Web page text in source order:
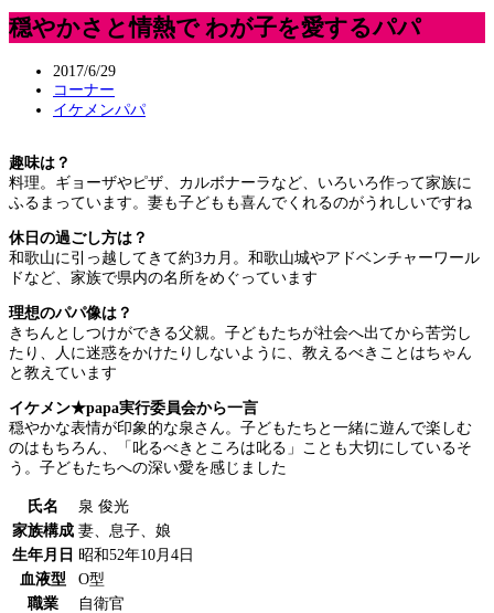
穏やかさと情熱で わが子を愛するパパ
2017/6/29
コーナー
イケメンパパ
趣味は？
料理。ギョーザやピザ、カルボナーラなど、いろいろ作って家族に
ふるまっています。妻も子どもも喜んでくれるのがうれしいですね
休日の過ごし方は？
和歌山に引っ越してきて約3カ月。和歌山城やアドベンチャーワール
ドなど、家族で県内の名所をめぐっています
理想のパパ像は？
きちんとしつけができる父親。子どもたちが社会へ出てから苦労し
たり、人に迷惑をかけたりしないように、教えるべきことはちゃん
と教えています
イケメン★papa実行委員会から一言
穏やかな表情が印象的な泉さん。子どもたちと一緒に遊んで楽しむ
のはもちろん、「叱るべきところは叱る」ことも大切にしているそ
う。子どもたちへの深い愛を感じました
氏名
泉 俊光
家族構成 妻、息子、娘
生年月日 昭和52年10月4日
血液型
O型
職業
自衛官